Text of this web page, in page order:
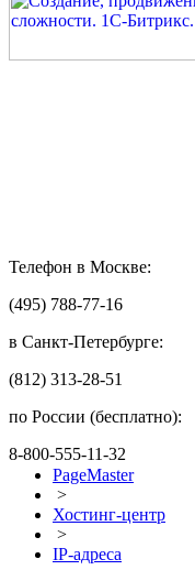
Телефон в Москве:
(495) 788-77-16
в Санкт-Петербурге:
(812) 313-28-51
по России (бесплатно):
8-800-555-11-32
PageMaster
>
Хостинг-центр
>
IP-адреса